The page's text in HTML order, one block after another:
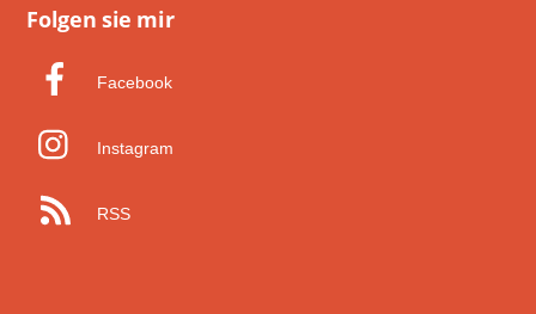
Folgen sie mir
Facebook
Instagram
RSS